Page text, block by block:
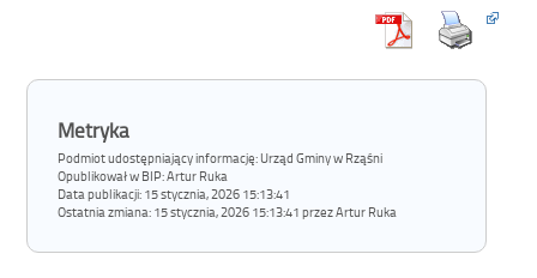
Metryka
Podmiot udostępniający informację: Urząd Gminy w Rząśni
Opublikował w BIP:Artur Ruka
Data publikacji: 15 stycznia, 2026 15:13:41
Ostatnia zmiana: 15 stycznia, 2026 15:13:41 przez Artur Ruka